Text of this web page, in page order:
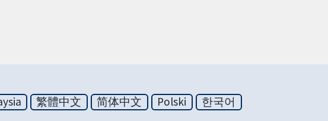
繁體中文 简体中文 Polski
한국어